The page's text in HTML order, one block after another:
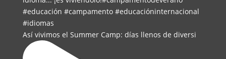
Así vivimos el Summer Camp: días llenos de diversi